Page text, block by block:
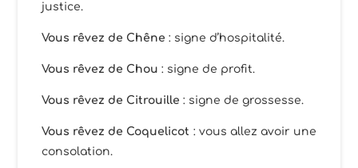
justice.
Vous rêvez de Chêne : signe d’hospitalité.
Vous rêvez de Chou : signe de profit.
Vous rêvez de Citrouille : signe de grossesse.
Vous rêvez de Coquelicot : vous allez avoir une
consolation.